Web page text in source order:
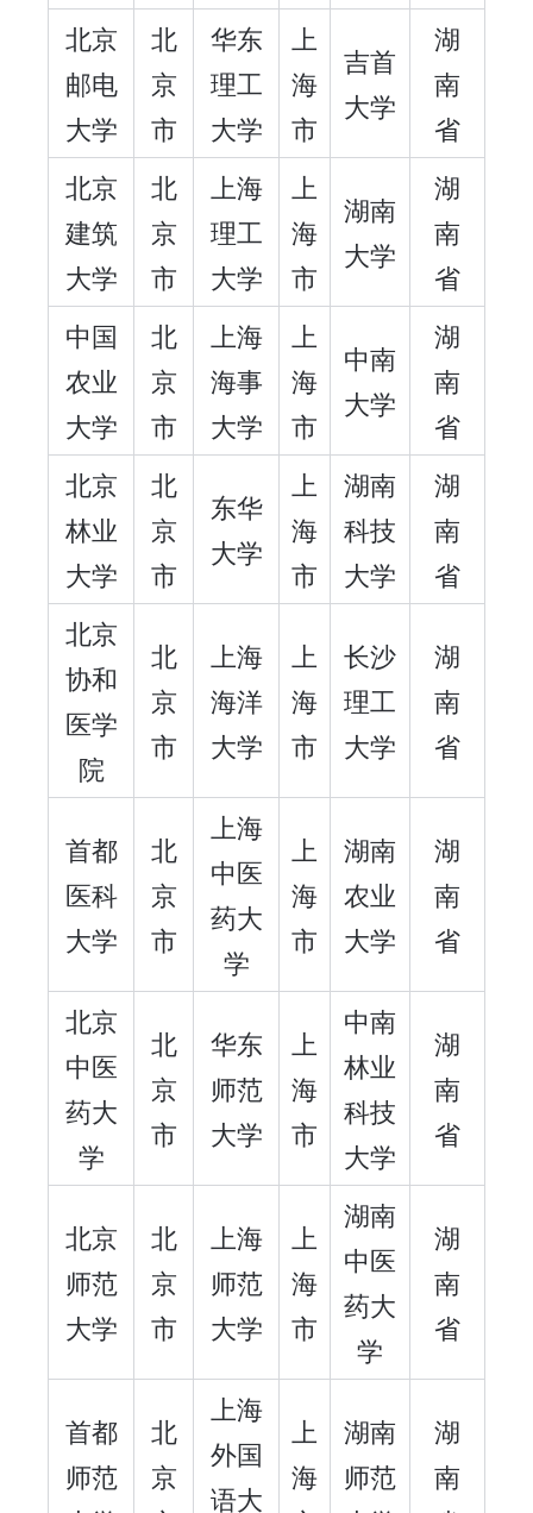
北京
邮电
大学
北
京
市
华东
理工
大学
上
海
市
吉首
大学
湖
南
省
北京
建筑
大学
北
京
市
上海
理工
大学
上
海
市
湖南
大学
湖
南
省
中国
农业
大学
北
京
市
上海
海事
大学
上
海
市
中南
大学
湖
南
省
北京
林业
大学
北
京
市
东华
大学
上
海
市
湖南
科技
大学
湖
南
省
北京
协和
医学
院
北
京
市
上海
海洋
大学
上
海
市
长沙
理工
大学
湖
南
省
首都
医科
大学
北
京
市
上海
中医
药大
学
上
海
市
湖南
农业
大学
湖
南
省
北京
中医
药大
学
北
京
市
华东
师范
大学
上
海
市
中南
林业
科技
大学
湖
南
省
北京
师范
大学
北
京
市
上海
师范
大学
上
海
市
湖南
中医
药大
学
湖
南
省
首都
师范
北
京
上海
外国
语大
上
海
湖南
师范
湖
南